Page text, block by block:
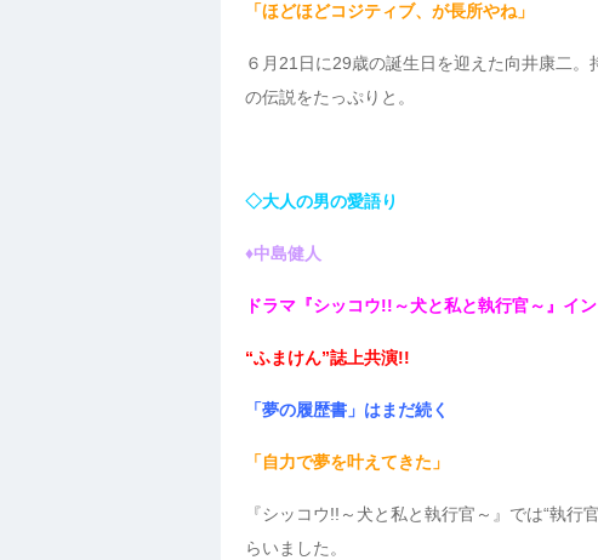
「ほどほどコジティブ、が長所やね」
６月21日に29歳の誕生日を迎えた向井康二
の伝説をたっぷりと。
◇大人の男の愛語り
♦中島健人
ドラマ『シッコウ!!～犬と私と執行官～』イ
“ふまけん”誌上共演!!
「夢の履歴書」はまだ続く
「自力で夢を叶えてきた」
『シッコウ!!～犬と私と執行官～』では“執
らいました。